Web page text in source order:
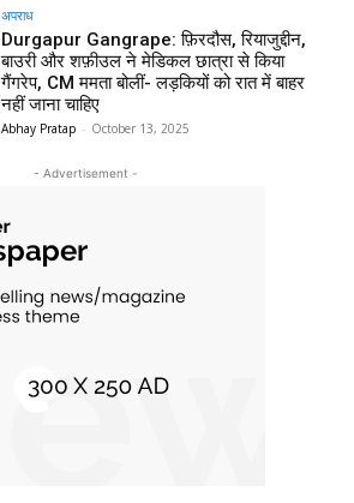
अपराध
Durgapur Gangrape: फ़िरदौस, रियाजुद्दीन,
बाउरी और शफ़ीउल ने मेडिकल छात्रा से किया
गैंगरेप, CM ममता बोलीं- लड़कियों को रात में बाहर
नहीं जाना चाहिए
Abhay Pratap - October 13, 2025
- Advertisement -